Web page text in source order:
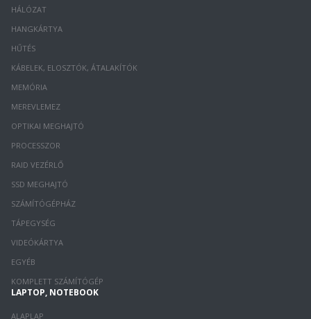
HÁLÓZAT
HANGKÁRTYA
HŰTÉS
KÁBELEK, ELOSZTÓK, ÁTALAKÍTÓK
MEMÓRIA
MEREVLEMEZ
OPTIKAI MEGHAJTÓ
PROCESSZOR
RAID VEZÉRLŐ
SSD MEGHAJTÓ
SZÁMÍTÓGÉPHÁZ
TÁPEGYSÉG
VIDEÓKÁRTYA
EGYÉB
KOMPLETT SZÁMÍTÓGÉP
LAPTOP, NOTEBOOK
ALAPLAP